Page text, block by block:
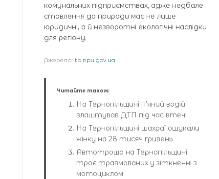
комунальних підприємствах, адже недбале
ставлення до природи має не лише
юридичні, а й незворотні екологічні наслідки
для регіону.
Джерело: tp.npu.gov.ua
Читайте також:
На Тернопільщині п’яний водій
влаштував ДТП під час втечі
На Тернопільщині шахраї ошукали
жінку на 28 тисяч гривень
Автотроща на Тернопільщині:
троє травмованих у зіткненні з
мотоциклом